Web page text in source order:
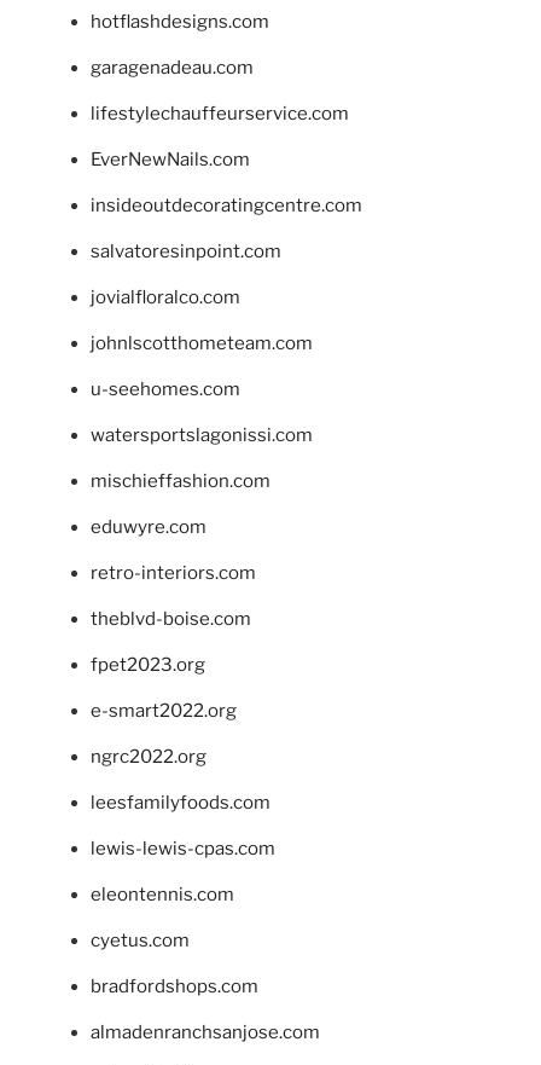
hotflashdesigns.com
garagenadeau.com
lifestylechauffeurservice.com
EverNewNails.com
insideoutdecoratingcentre.com
salvatoresinpoint.com
jovialfloralco.com
johnlscotthometeam.com
u-seehomes.com
watersportslagonissi.com
mischieffashion.com
eduwyre.com
retro-interiors.com
theblvd-boise.com
fpet2023.org
e-smart2022.org
ngrc2022.org
leesfamilyfoods.com
lewis-lewis-cpas.com
eleontennis.com
cyetus.com
bradfordshops.com
almadenranchsanjose.com